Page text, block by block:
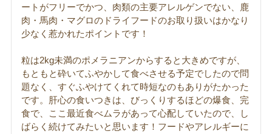
ートがフリーでかつ、肉類の主要アレルゲンでない、鹿
肉・馬肉・マグロのドライフードのお取り扱いはかなり
少なく惹かれたポイントです！
粒は2kg未満のポメラニアンからすると大きめですが、
もともと砕いてふやかして食べさせる予定でしたので問
題なく、すぐふやけてくれて時短なのもありがたかった
です。肝心の食いつきは、びっくりするほどの爆食、完
食で、ここ最近食べムラがあって心配していたので、し
ばらく続けてみたいと思います！フードやアレルギーに